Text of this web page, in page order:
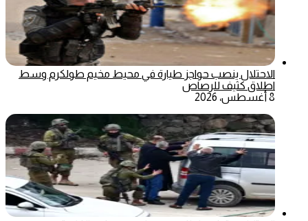
الاحتلال ينصب حواجز طيارة في محيط مخيم طولكرم وسط
اطلاق كثيف للرصاص
8 أغسطس، 2026